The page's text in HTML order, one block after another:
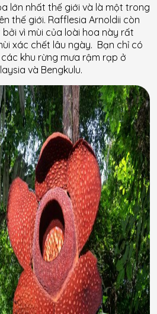
lớn nhất thế giới và là một trong
thế giới. Rafflesia Arnoldii còn
vì mùi của loài hoa này rất
xác chết lâu ngày. Bạn chỉ có
khu rừng mưa rậm rạp ở
và Bengkulu.